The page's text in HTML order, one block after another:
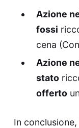
Azione
fossi
cena
Azione
stato
offerto
In